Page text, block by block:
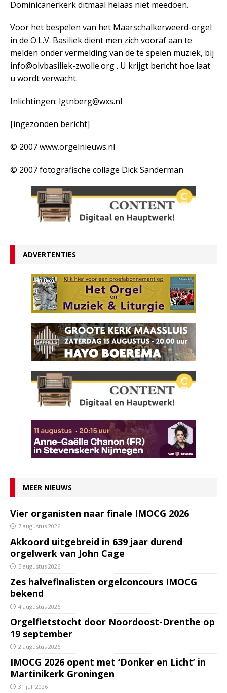
Dominicanerkerk ditmaal helaas niet meedoen.
Voor het bespelen van het Maarschalkerweerd-orgel
in de O.L.V. Basiliek dient men zich vooraf aan te
melden onder vermelding van de te spelen muziek, bij
info@olvbasiliek-zwolle.org . U krijgt bericht hoe laat
u wordt verwacht.
Inlichtingen: lgtnberg@wxs.nl
[ingezonden bericht]
© 2007 www.orgelnieuws.nl
© 2007 fotografische collage Dick Sanderman
ADVERTENTIES
MEER NIEUWS
Vier organisten naar finale IMOCG 2026
7 augustus 2026
Akkoord uitgebreid in 639 jaar durend
orgelwerk van John Cage
5 augustus 2026
Zes halvefinalisten orgelconcours IMOCG
bekend
4 augustus 2026
Orgelfietstocht door Noordoost-Drenthe op
19 september
2 augustus 2026
IMOCG 2026 opent met ‘Donker en Licht’ in
Martinikerk Groningen
31 juli 2026